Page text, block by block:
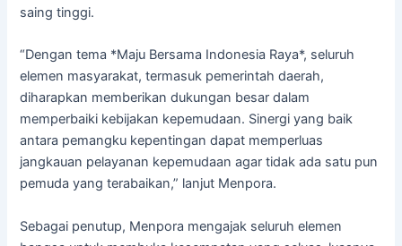
saing tinggi.
“Dengan tema *Maju Bersama Indonesia Raya*, seluruh
elemen masyarakat, termasuk pemerintah daerah,
diharapkan memberikan dukungan besar dalam
memperbaiki kebijakan kepemudaan. Sinergi yang baik
antara pemangku kepentingan dapat memperluas
jangkauan pelayanan kepemudaan agar tidak ada satu pun
pemuda yang terabaikan,” lanjut Menpora.
Sebagai penutup, Menpora mengajak seluruh elemen